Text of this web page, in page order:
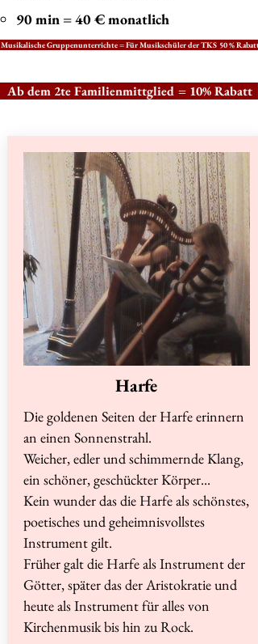
90 min = 40 € monatlich
Musikalische Gruppenunterrichte = Für Musikschüler der TKS 50 % Rabatt
Ab dem 2te Familienmittglied = 10% Rabatt
Harfe
Die goldenen Seiten der Harfe erinnern
an einen Sonnenstrahl.
Weicher, edler und schimmernde Klang,
ein schöner, geschückter Körper...
Kein wunder das die Harfe als schönstes,
poetisches und geheimnisvollstes
Instrument gilt.
Früher galt die Harfe als Instrument der
Götter, später das der Aristokratie und
heute als Instrument für alles von
Kirchenmusik bis hin zu Rock.